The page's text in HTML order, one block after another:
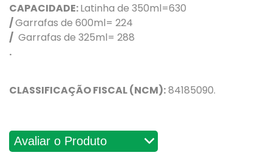
CAPACIDADE:Latinha de 350ml=630
/Garrafas de 600ml= 224
/ Garrafas de 325ml= 288
.
CLASSIFICAÇÃO FISCAL (NCM):84185090.
Avaliações